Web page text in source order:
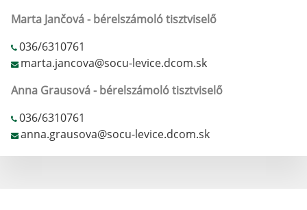
Marta Jančová - bérelszámoló tisztviselő
036/6310761
marta.jancova@socu-levice.dcom.sk
Anna Grausová - bérelszámoló tisztviselő
036/6310761
anna.grausova@socu-levice.dcom.sk